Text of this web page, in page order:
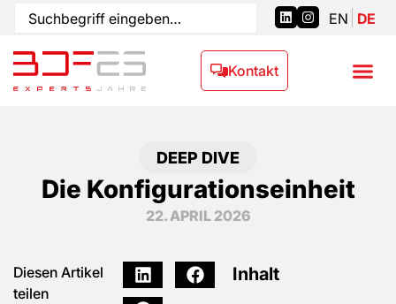
EN DE
Kontakt
DEEP DIVE
Die Konfigurationseinheit
22. APRIL 2026
Diesen Artikel
teilen
Inhalt